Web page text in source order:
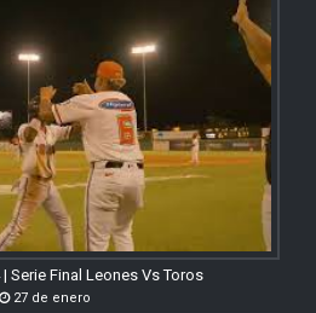
Serie Final Leones Vs Toros
27 de enero